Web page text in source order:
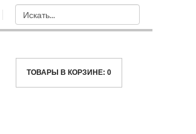
ТОВАРЫ В КОРЗИНЕ: 0